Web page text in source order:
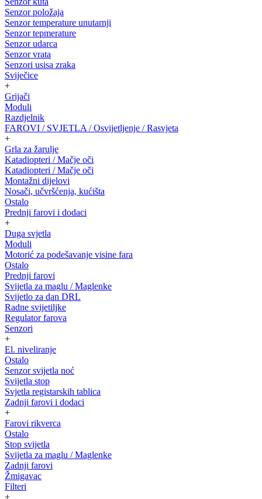
Senzor položaja
Senzor temperature unutarnji
Senzor tepmerature
Senzor udarca
Senzor vrata
Senzori usisa zraka
Sviječice
+
Grijači
Moduli
Razdjelnik
FAROVI / SVJETLA / Osvijetljenje / Rasvjeta
+
Grla za žarulje
Katadiopteri / Mačje oči
Katadiopteri / Mačje oči
Montažni dijelovi
Nosači, učvršćenja, kućišta
Ostalo
Prednji farovi i dodaci
+
Duga svjetla
Moduli
Motorić za podešavanje visine fara
Ostalo
Prednji farovi
Svijetla za maglu / Maglenke
Svijetlo za dan DRL
Radne svijetiljke
Regulator farova
Senzori
+
El. niveliranje
Ostalo
Senzor svijetla noć
Svijetla stop
Svjetla registarskih tablica
Zadnji farovi i dodaci
+
Farovi rikverca
Ostalo
Stop svijetla
Svijetla za maglu / Maglenke
Zadnji farovi
Žmigavac
Filteri
+